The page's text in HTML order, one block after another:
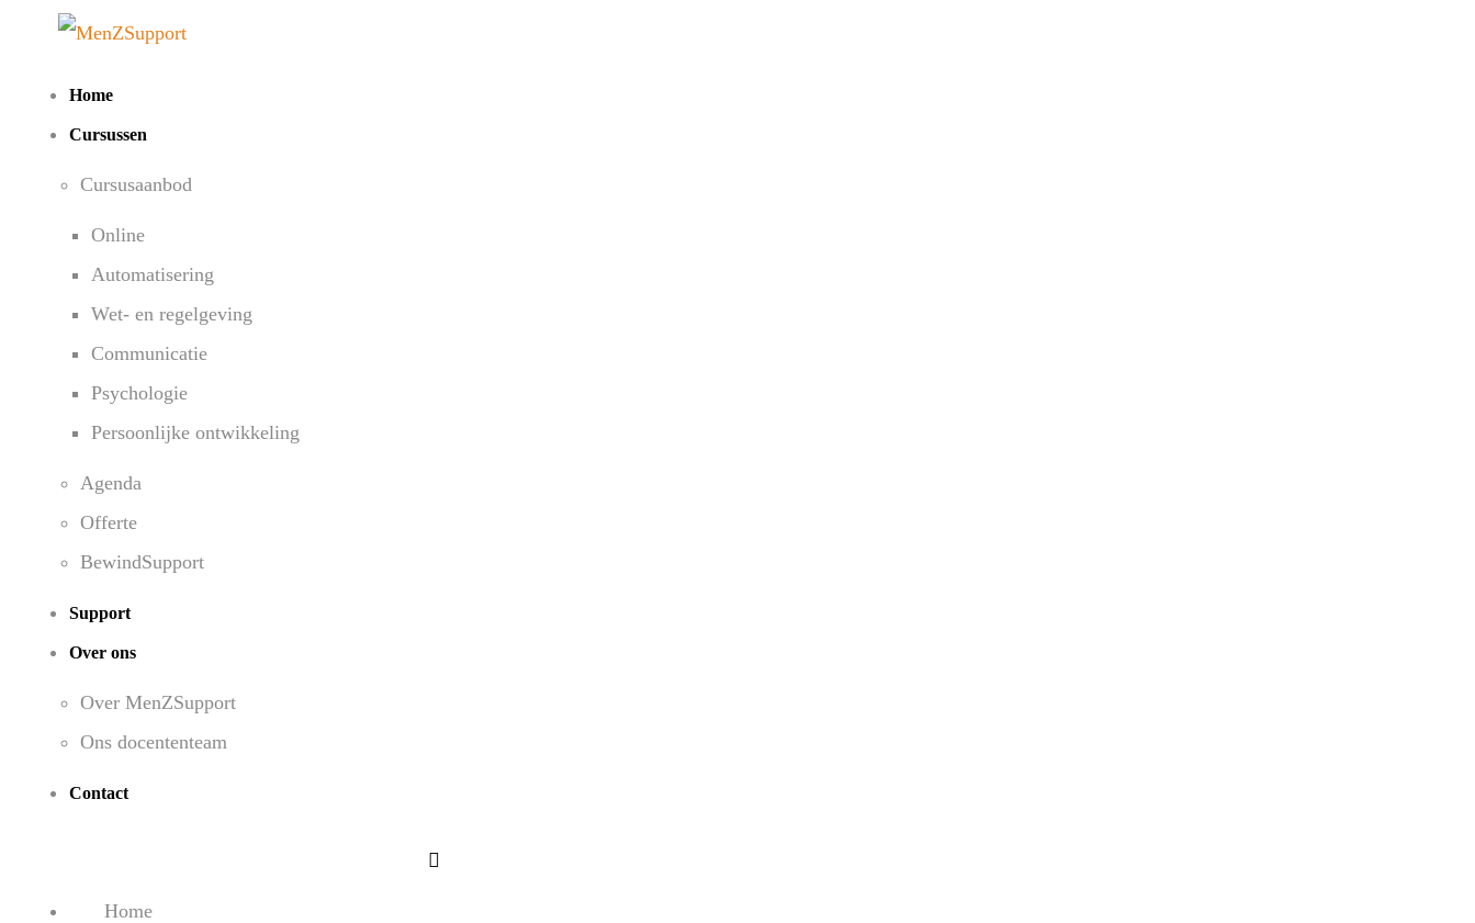
Home
Cursussen
Cursusaanbod
Online
Automatisering
Wet- en regelgeving
Communicatie
Psychologie
Persoonlijke ontwikkeling
Agenda
Offerte
BewindSupport
Support
Over ons
Over MenZSupport
Ons docententeam
Contact
Home